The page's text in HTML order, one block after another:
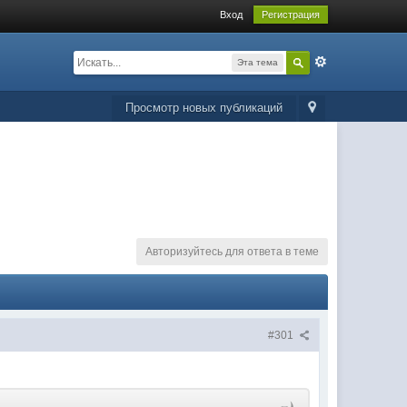
Вход Регистрация
Эта тема
Просмотр новых публикаций
Авторизуйтесь для ответа в теме
#301